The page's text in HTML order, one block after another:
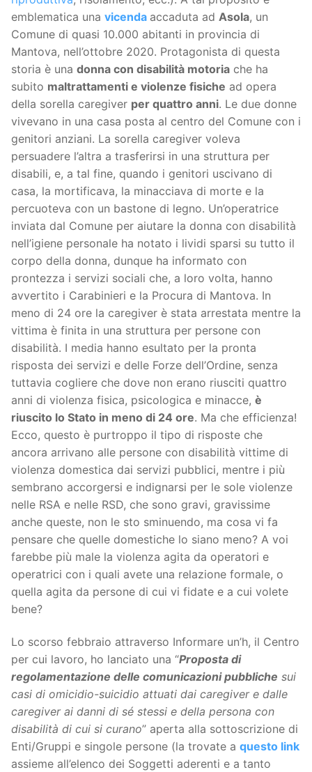
emblematica una vicenda accaduta ad Asola, un
Comune di quasi 10.000 abitanti in provincia di
Mantova, nell’ottobre 2020. Protagonista di questa
storia è una donna con disabilità motoria che ha
subito maltrattamenti e violenze fisiche ad opera
della sorella caregiver per quattro anni. Le due donne
vivevano in una casa posta al centro del Comune con i
genitori anziani. La sorella caregiver voleva
persuadere l’altra a trasferirsi in una struttura per
disabili, e, a tal fine, quando i genitori uscivano di
casa, la mortificava, la minacciava di morte e la
percuoteva con un bastone di legno. Un’operatrice
inviata dal Comune per aiutare la donna con disabilità
nell’igiene personale ha notato i lividi sparsi su tutto il
corpo della donna, dunque ha informato con
prontezza i servizi sociali che, a loro volta, hanno
avvertito i Carabinieri e la Procura di Mantova. In
meno di 24 ore la caregiver è stata arrestata mentre la
vittima è finita in una struttura per persone con
disabilità. I media hanno esultato per la pronta
risposta dei servizi e delle Forze dell’Ordine, senza
tuttavia cogliere che dove non erano riusciti quattro
anni di violenza fisica, psicologica e minacce, è
riuscito lo Stato in meno di 24 ore. Ma che efficienza!
Ecco, questo è purtroppo il tipo di risposte che
ancora arrivano alle persone con disabilità vittime di
violenza domestica dai servizi pubblici, mentre i più
sembrano accorgersi e indignarsi per le sole violenze
nelle RSA e nelle RSD, che sono gravi, gravissime
anche queste, non le sto sminuendo, ma cosa vi fa
pensare che quelle domestiche lo siano meno? A voi
farebbe più male la violenza agita da operatori e
operatrici con i quali avete una relazione formale, o
quella agita da persone di cui vi fidate e a cui volete
bene?
Lo scorso febbraio attraverso Informare un’h, il Centro
per cui lavoro, ho lanciato una “Proposta di
regolamentazione delle comunicazioni pubbliche sui
casi di omicidio-suicidio attuati dai caregiver e dalle
caregiver ai danni di sé stessi e della persona con
disabilità di cui si curano” aperta alla sottoscrizione di
Enti/Gruppi e singole persone (la trovate a questo link
assieme all’elenco dei Soggetti aderenti e a tanto